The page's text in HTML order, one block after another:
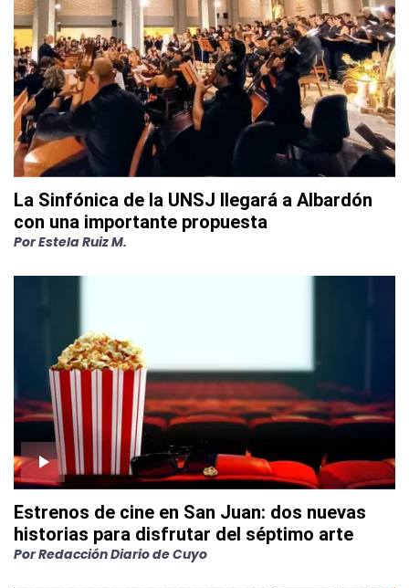
La Sinfónica de la UNSJ llegará a Albardón
con una importante propuesta
PorEstela Ruiz M.
Estrenos de cine en San Juan: dos nuevas
historias para disfrutar del séptimo arte
PorRedacción Diario de Cuyo